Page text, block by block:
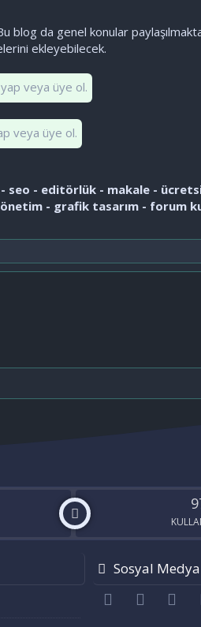
blog da genel konular
ekleyebilecek.
veya üye ol.
veya üye ol.
seo - editörlük - makale -
- grafik tasarım - forum
Sosyal
FacebookTwitter